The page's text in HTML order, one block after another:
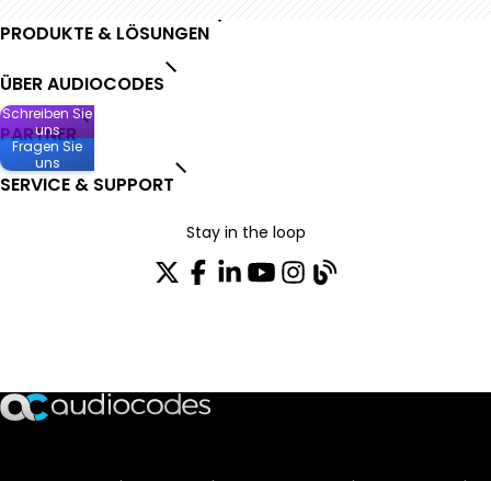
PRODUKTE & LÖSUNGEN
ÜBER AUDIOCODES
PARTNER
SERVICE & SUPPORT
Stay in the loop
Schreiben Sie
uns
Fragen Sie
uns